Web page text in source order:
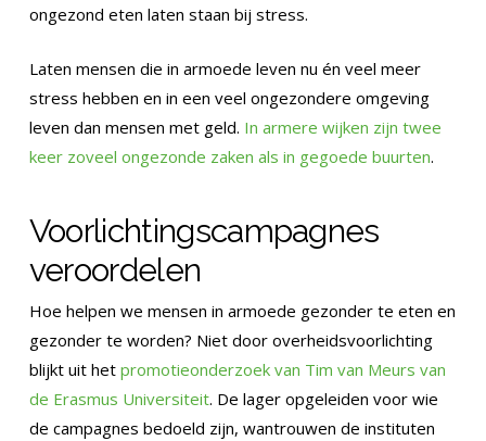
ongezond eten laten staan bij stress.
Laten mensen die in armoede leven nu én veel meer
stress hebben en in een veel ongezondere omgeving
leven dan mensen met geld. In armere wijken zijn twee
keer zoveel ongezonde zaken als in gegoede buurten.
Voorlichtingscampagnes
veroordelen
Hoe helpen we mensen in armoede gezonder te eten en
gezonder te worden? Niet door overheidsvoorlichting
blijkt uit het promotieonderzoek van Tim van Meurs van
de Erasmus Universiteit. De lager opgeleiden voor wie
de campagnes bedoeld zijn, wantrouwen de instituten